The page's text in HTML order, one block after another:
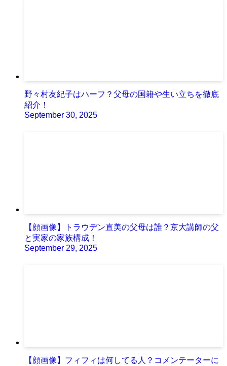
野々村友紀子はハーフ？父母の国籍や生い立ちを徹底
紹介！
September 30, 2025
【顔画像】トラウデン直美の父母は誰？京大講師の父
と実家の家族構成！
September 29, 2025
【顔画像】フィフィは何してる人？コメンテーターに